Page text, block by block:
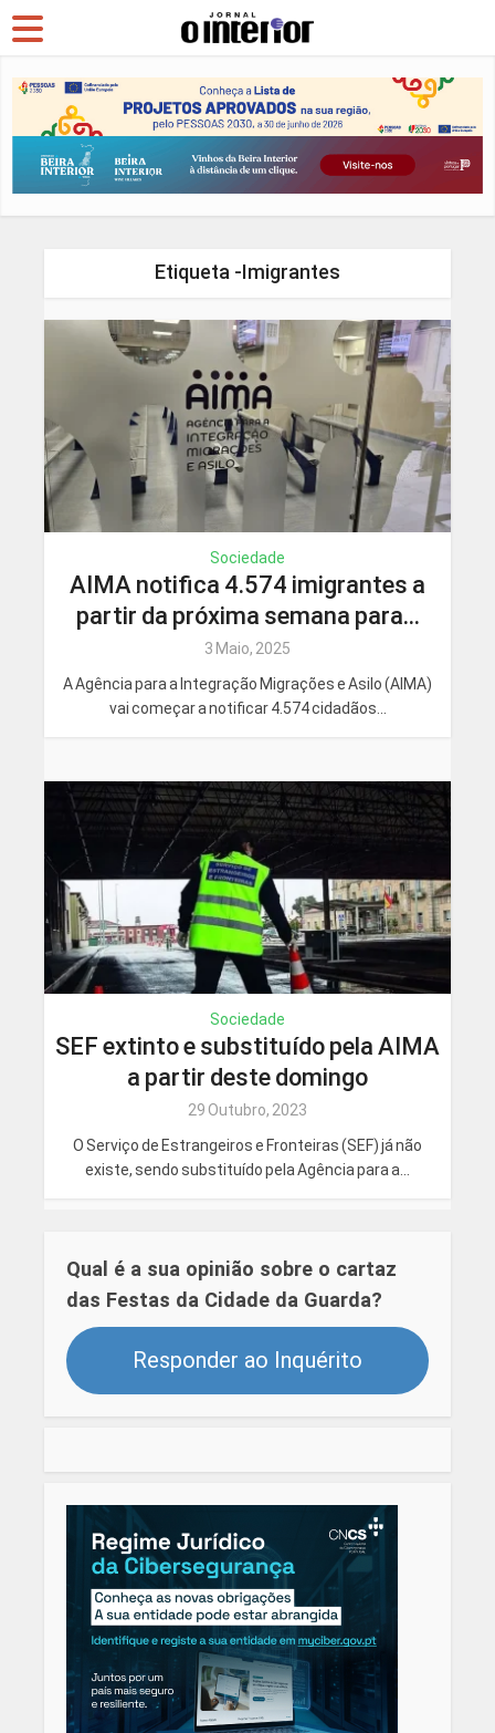
Etiqueta -Imigrantes
Sociedade
AIMA notifica 4.574 imigrantes a
partir da próxima semana para...
3 Maio, 2025
A Agência para a Integração Migrações e Asilo (AIMA)
vai começar a notificar 4.574 cidadãos...
Sociedade
SEF extinto e substituído pela AIMA
a partir deste domingo
29 Outubro, 2023
O Serviço de Estrangeiros e Fronteiras (SEF) já não
existe, sendo substituído pela Agência para a...
Qual é a sua opinião sobre o cartaz
das Festas da Cidade da Guarda?
Responder ao Inquérito